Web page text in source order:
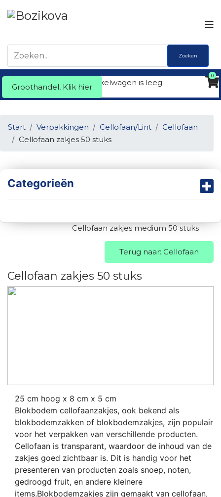
Zoeken
Groothandel, Klik hier
0
Uw winkelwagen is leeg
Start Verpakkingen Cellofaan/Lint
Cellofaan
Cellofaan zakjes 50 stuks
Categorieën
Cellofaan zakjes medium 50 stuks
Terug naar: Cellofaan
Cellofaan zakjes 50 stuks
25 cm hoog x 8 cm x 5 cm
Blokbodem cellofaanzakjes, ook bekend als
blokbodemzakken of blokbodemzakjes, zijn populair
voor het verpakken van verschillende producten.
Cellofaan is transparant, waardoor de inhoud van de
zakjes goed zichtbaar is. Dit is handig voor het
presenteren van producten zoals snoep, noten,
gedroogd fruit, en andere kleinere
items.Blokbodemzakjes zijn gemaakt van cellofaan,